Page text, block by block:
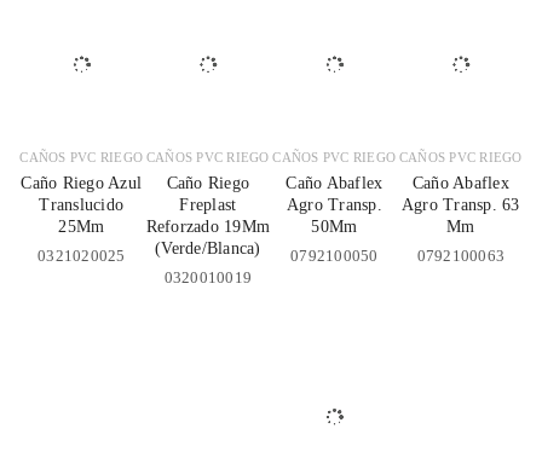
CAÑOS PVC RIEGO
Caño Riego Azul
Translucido
25Mm
0321020025
CAÑOS PVC RIEGO
Caño Riego
Freplast
Reforzado 19Mm
(Verde/Blanca)
0320010019
CAÑOS PVC RIEGO
Caño Abaflex
Agro Transp.
50Mm
0792100050
CAÑOS PVC RIEGO
Caño Abaflex
Agro Transp. 63
Mm
0792100063